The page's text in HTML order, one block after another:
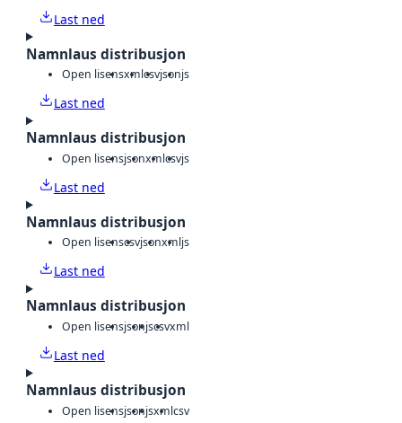
Last ned
Namnlaus distribusjon
Open lisensxmlcsvjsonjs
Last ned
Namnlaus distribusjon
Open lisensjsonxmlcsvjs
Last ned
Namnlaus distribusjon
Open lisenscsvjsonxmljs
Last ned
Namnlaus distribusjon
Open lisensjsonjscsvxml
Last ned
Namnlaus distribusjon
Open lisensjsonjsxmlcsv